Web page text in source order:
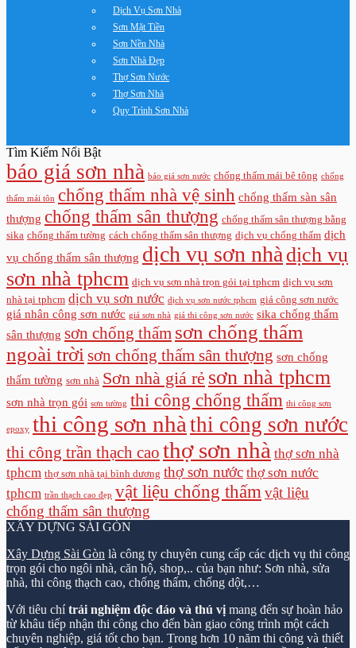
Dịch Vụ Sơn Nhà
Sơn Mặt Tiền
Sơn Nền Nhà
Sơn Nhà Đẹp
Thợ Sơn Nước
Thợ Sơn Nhà
Quy Trình Sơn Nhà
Tìm Kiếm Nổi Bật
báo giá sơn nhà báo giá sơn nước chống thấm mái bê tông chống
thấm mái tôn chống thấm nhà vệ sinh chống thấm sàn sân
thượng chống thấm sân thượng chống thấm sân thượng bằng
sika chống thấm tường cách chống thấm sân thượng dịch vụ chống thấm dịch
vụ chống thấm sân thượng dịch vụ sơn nhà dịch vụ
sơn nhà tphcm dịch vụ sơn nhà trọn gói tại tphcm dịch vụ sơn
nhà tại tphcm dịch vụ sơn nước dịch vụ sơn nước tphcm giá công sơn nước
giá nhân công sơn nước giá sơn nhà giá thi công sơn nước sika chống thấm
sân thượng sơn chống thấm sơn chống thấm
ngoài trời sơn chống thấm sân thượng sơn chống
thấm tường sơn nhà Sơn nhà giá rẻ sơn nhà tphcm
sơn nhà trọn gói sơn tường thi công chống thấm thi công sơn
epoxy thi công sơn nhà thi công sơn nước
thi công trần thạch cao thợ sơn nhà thợ sơn nhà
tphcm thợ sơn nhà tại bình dương thợ sơn nước thợ sơn nước
tphcm trần thạch cao đẹp vật liệu chống thấm vật liệu
chống thấm sân thượng
XÂY DỰNG SÀI GÒN
Xây Dựng Sài Gòn là công ty chuyên cung cấp các dịch vụ thi công
trọn gói cho ngôi nhà, căn hộ, shop,.. của bạn như: Sơn nhà, sửa
nhà, thi công thạch cao, chống thấm, chống dột,…
Với tiêu chítrải nghiệm độc đáo và thú vị mang đến sự hoàn hảo
từ khâu tiếp nhận thi công cho đến bàn giao công trình một cách
chuyên nghiệp, giá tốt cho bạn. Trong hơn 10 năm thi công và thiết